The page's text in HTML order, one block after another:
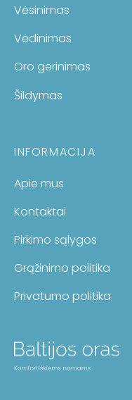
Vėsinimas
Vėdinimas
Oro gerinimas
Šildymas
INFORMACIJA
Apie mus
Kontaktai
Pirkimo sąlygos
Grąžinimo politika
Privatumo politika